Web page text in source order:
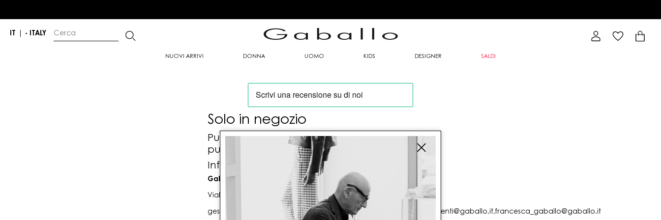
IT - ITALY
NUOVI ARRIVI DONNA UOMO KIDS DESIGNER SALDI
Solo in negozio
Puoi trovare questo articolo solo presso i nostri
punti vendita:
Info contatti
Gaballo Mario srl
Viale G. Matteotti n. 23 00053 Civitavecchia (RM)
gestioneordini@gaballo.it,customercare@sellmasters.it,assistenzaclienti@gaballo.it,francesca_gaballo@gaballo.it